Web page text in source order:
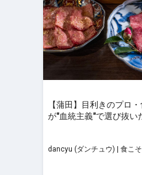
【蒲田】目利きのプロ
が"血統主義"で選び抜い
dancyu (ダンチュウ) | 食こ